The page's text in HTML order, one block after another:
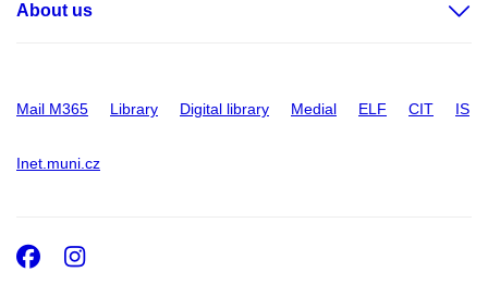
About us
Mail M365 Library Digital library Medial ELF CIT IS
Inet.muni.cz
Facebook
Instagram